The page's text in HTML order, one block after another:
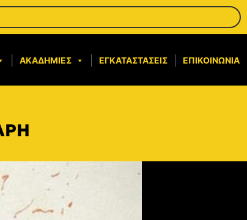
ΑΚΑΔΗΜΊΕΣ ΕΓΚΑΤΑΣΤΆΣΕΙΣ ΕΠΙΚΟΙΝΩΝΊΑ